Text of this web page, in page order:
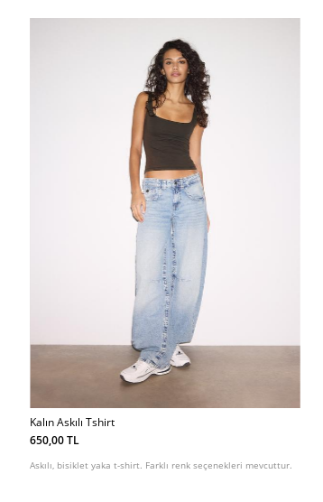
Kalın Askılı Tshirt
650,00 TL
Askılı, bisiklet yaka t-shirt. Farklı renk seçenekleri mevcuttur.